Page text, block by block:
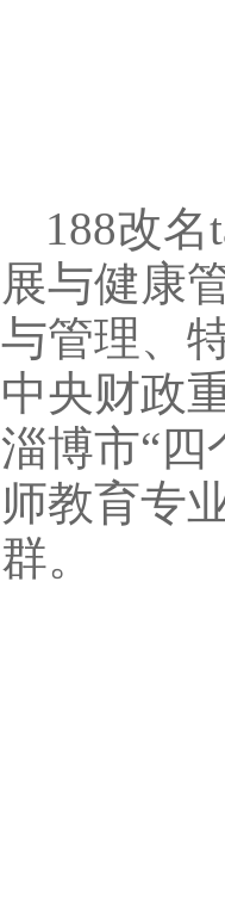
188改
展与健康
与管理、
中央财政
淄博市“
师教育专
群。